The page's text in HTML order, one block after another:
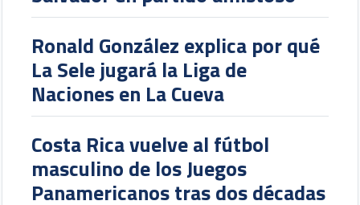
Ronald González explica por qué
La Sele jugará la Liga de
Naciones en La Cueva
Costa Rica vuelve al fútbol
masculino de los Juegos
Panamericanos tras dos décadas